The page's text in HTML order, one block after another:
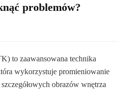
problemów?
to zaawansowana technika
wykorzystuje promieniowanie
obrazów wnętrza